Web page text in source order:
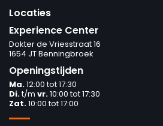
Locaties
Experience Center
Dokter de Vriesstraat 16
1654 JT Benningbroek
Openingstijden
Ma.12:00 tot 17:30
Di.t/m vr.10:00 tot 17:30
Zat.10:00 tot 17:00